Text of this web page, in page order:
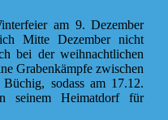
am 9. Dezember
Mitte Dezember nicht
bei der weihnachtlichen
Grabenkämpfe zwischen
sodass am 17.12.
seinem Heimatdorf für